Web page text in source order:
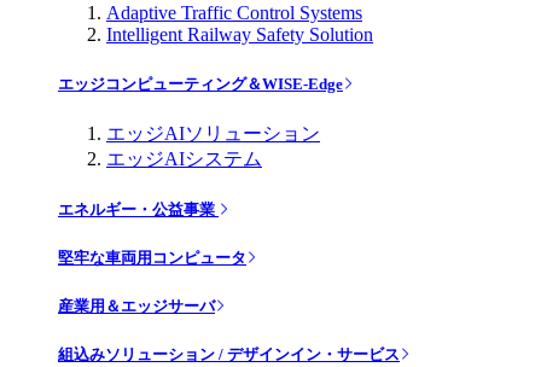
Adaptive Traffic Control Systems
Intelligent Railway Safety Solution
エッジコンピューティング＆WISE-Edge
エッジAIソリューション
エッジAIシステム
エネルギー・公益事業
堅牢な車両用コンピュータ
産業用＆エッジサーバ
組込みソリューション / デザインイン・サービス